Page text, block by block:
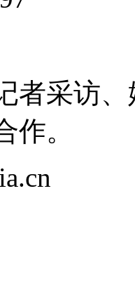
者采访
作。